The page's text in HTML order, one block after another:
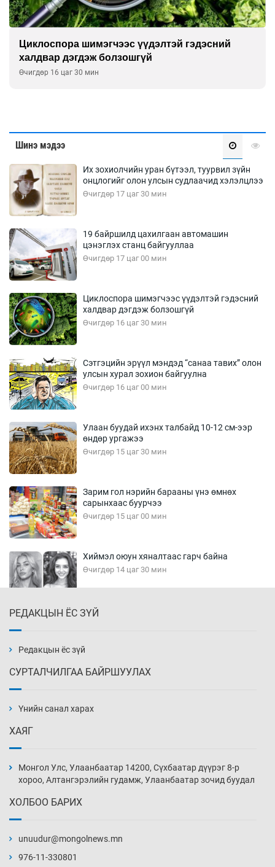
Сэтгэцийн эрүүл мэндэд “санаа тавих” олон
улсын хурал зохион байгуулна
Өчигдөр 16 цаг 00 мин
Шинэ мэдээ
Их зохиолчийн уран бүтээл, туурвил зүйн
онцлогийг олон улсын судлаачид хэлэлцлээ
Өчигдөр 17 цаг 30 мин
19 байршилд цахилгаан автомашин
цэнэглэх станц байгууллаа
Өчигдөр 17 цаг 00 мин
Циклоспора шимэгчээс үүдэлтэй гэдэсний
халдвар дэгдэж болзошгүй
Өчигдөр 16 цаг 30 мин
Сэтгэцийн эрүүл мэндэд “санаа тавих” олон
улсын хурал зохион байгуулна
Өчигдөр 16 цаг 00 мин
Улаан буудай ихэнх талбайд 10-12 см-ээр
өндөр ургажээ
Өчигдөр 15 цаг 30 мин
Зарим гол нэрийн барааны үнэ өмнөх
сарынхаас буурчээ
Өчигдөр 15 цаг 00 мин
Хиймэл оюун хяналтаас гарч байна
Өчигдөр 14 цаг 30 мин
Өчигдөр 14 цаг 00 мин
нэмэгджээ
Өчигдөр 13 цаг 30 мин
Өчигдөр 13 цаг 00 мин
РЕДАКЦЫН ЁС ЗҮЙ
Редакцын ёс зүй
СУРТАЛЧИЛГАА БАЙРШУУЛАХ
Үнийн санал харах
ХАЯГ
Монгол Улс, Улаанбаатар 14200, Сүхбаатар дүүрэг 8-р
хороо, Алтангэрэлийн гудамж, Улаанбаатар зочид буудал
ХОЛБОО БАРИХ
unuudur@mongolnews.mn
976-11-330801